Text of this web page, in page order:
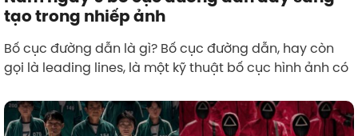
tạo trong nhiếp ảnh
Bố cục đường dẫn là gì? Bố cục đường dẫn, hay còn
gọi là leading lines, là một kỹ thuật bố cục hình ảnh có